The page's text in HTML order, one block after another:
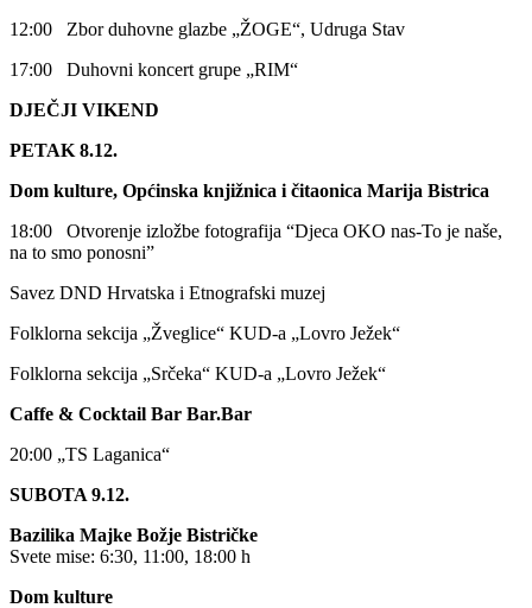
12:00 Zbor duhovne glazbe „ŽOGE“, Udruga Stav
17:00 Duhovni koncert grupe „RIM“
DJEČJI VIKEND
PETAK 8.12.
Dom kulture, Općinska knjižnica i čitaonica Marija Bistrica
18:00 Otvorenje izložbe fotografija “Djeca OKO nas-To je naše,
na to smo ponosni”
Savez DND Hrvatska i Etnografski muzej
Folklorna sekcija „Žveglice“ KUD-a „Lovro Ježek“
Folklorna sekcija „Srčeka“ KUD-a „Lovro Ježek“
Caffe & Cocktail Bar Bar.Bar
20:00 „TS Laganica“
SUBOTA 9.12.
Bazilika Majke Božje Bistričke
Svete mise: 6:30, 11:00, 18:00 h
Dom kulture